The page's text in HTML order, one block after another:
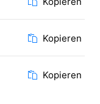
Kopieren
Kopieren